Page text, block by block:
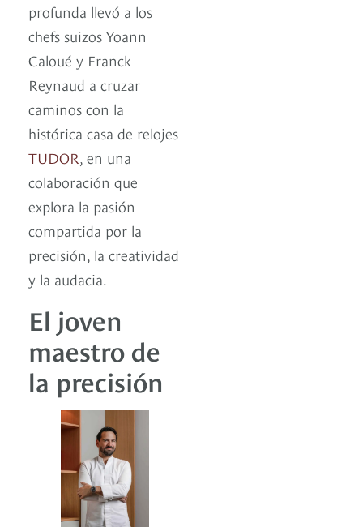
profunda llevó a los
chefs suizos Yoann
Caloué y Franck
Reynaud a cruzar
caminos con la
histórica casa de relojes
TUDOR, en una
colaboración que
explora la pasión
compartida por la
precisión, la creatividad
y la audacia.
El joven
maestro de
la precisión